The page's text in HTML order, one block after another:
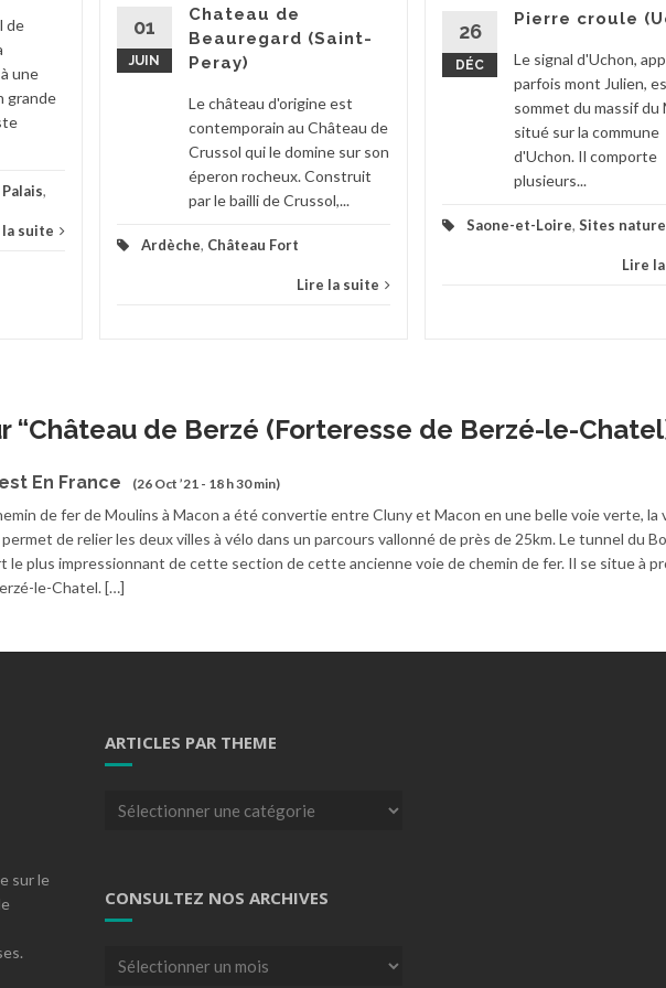
de
une
grande
,
suite
01
JUIN
Chateau de
Beauregard (Saint-
Peray)
Le château d'origine est
contemporain au Château de
Crussol qui le domine sur son
éperon rocheux. Construit
par le bailli de Crussol,...
Ardèche, Château Fort
Lire la suite
26
DÉC
Pierre croule
Le signal d'Uchon,
parfois mont Julien,
sommet du massif du
situé sur la commune
d'Uchon. Il comporte
plusieurs...
Saone-et-Loire, Sites
Lire
“Château de Berzé (Forteresse de Berzé-le-
En France (26 Oct ’21 - 18 h 30 min)
de fer de Moulins à Macon a été convertie entre Cluny et Macon en une belle voie verte, la
de relier les deux villes à vélo dans un parcours vallonné de près de 25km. Le tunnel du
le plus impressionnant de cette section de cette ancienne voie de chemin de fer. Il se situe à
le-Chatel. […]
sur le
ARTICLES PAR THEME
Articles
CONSULTEZ NOS ARCHIVES
Consultez